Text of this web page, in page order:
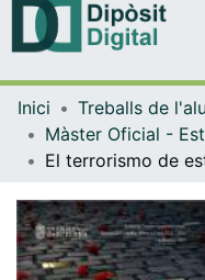
Inici
Treballs de